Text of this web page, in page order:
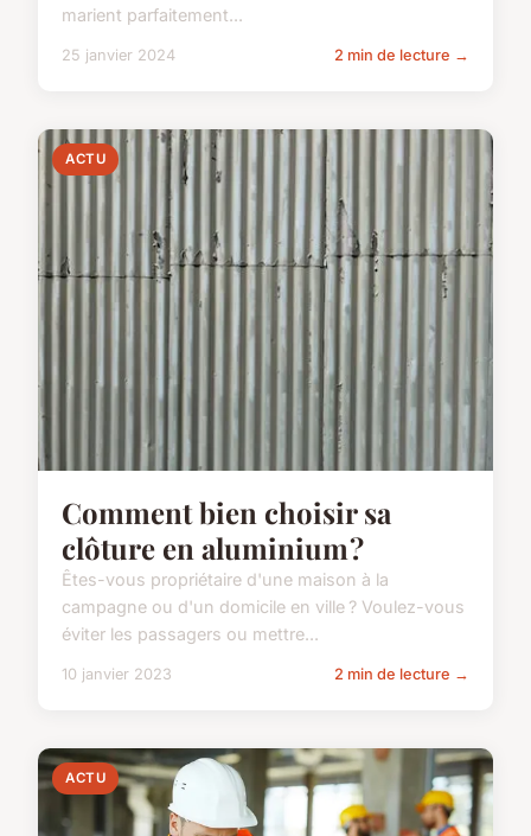
marient parfaitement...
25 janvier 2024 2 min de lecture →
ACTU
Comment bien choisir sa
clôture en aluminium ?
Êtes-vous propriétaire d'une maison à la
campagne ou d'un domicile en ville ? Voulez-vous
éviter les passagers ou mettre...
10 janvier 2023 2 min de lecture →
ACTU